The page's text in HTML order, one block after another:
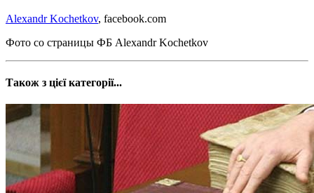
Alexandr Kochetkov, facebook.com
Фото со страницы ФБ Alexandr Kochetkov
Також з цієї категорії...